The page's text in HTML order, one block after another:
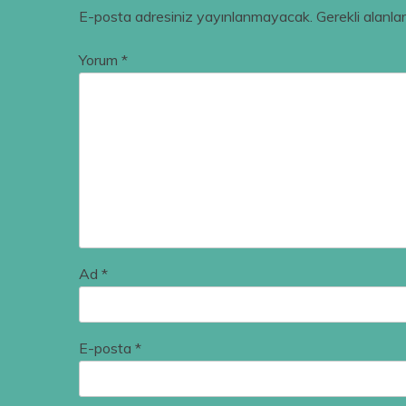
E-posta adresiniz yayınlanmayacak. Gerekli alanlar
Yorum *
Ad *
E-posta *